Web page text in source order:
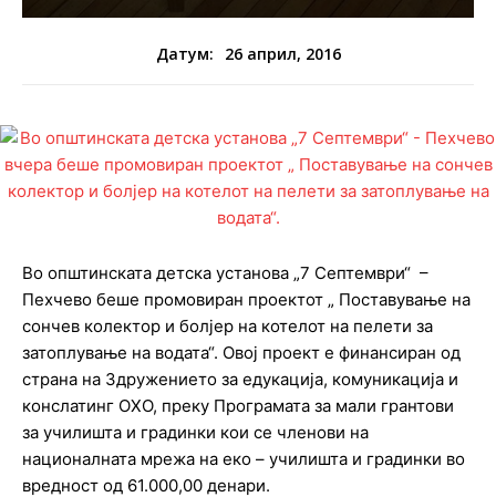
Датум: 26 април, 2016
Во општинската детска установа „7 Септември“ –
Пехчево беше промовиран проектот „ Поставување на
сончев колектор и болјер на котелот на пелети за
затоплување на водата“. Овој проект е финансиран од
страна на Здружението за едукација, комуникација и
конслатинг ОХО, преку Програмата за мали грантови
за училишта и градинки кои се членови на
националната мрежа на еко – училишта и градинки во
вредност од 61.000,00 денари.